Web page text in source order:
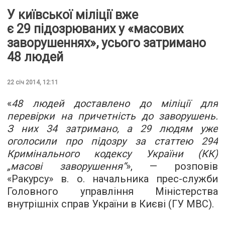
У київської міліції вже
є 29 підозрюваних у «масових
заворушеннях», усього затримано
48 людей
22 січ 2014, 12:11
«48 людей доставлено до міліції для
перевірки на причетність до заворушень.
З них 34 затримано, а 29 людям уже
оголосили про підозру за статтею 294
Кримінального кодексу України (КК)
„масові заворушення“», — розповів
«Ракурсу» в. о. начальника прес-служби
Головного управління Міністерства
внутрішніх справ України в Києві (ГУ МВС).